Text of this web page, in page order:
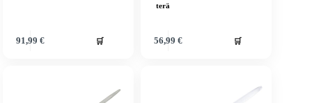
91,99 € 🛒
terä
56,99 € 🛒